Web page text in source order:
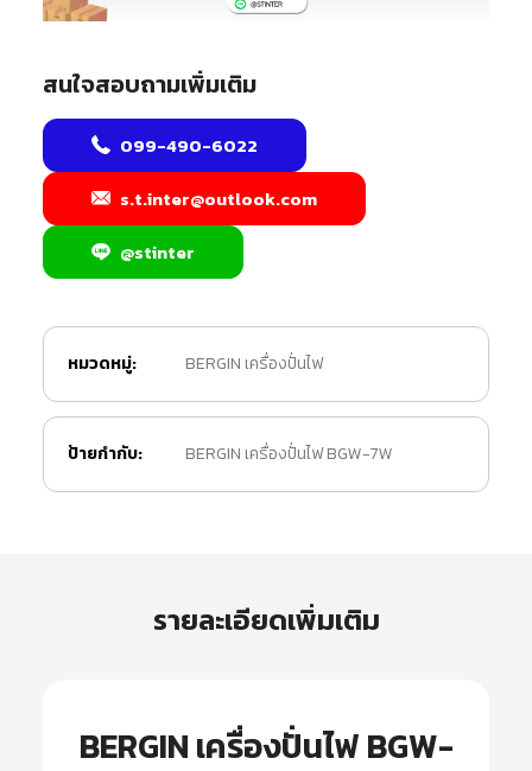
สนใจสอบถามเพิ่มเติม
099-490-6022
s.t.inter@outlook.com
@stinter
หมวดหมู่: BERGIN เครื่องปั่นไฟ
ป้ายกำกับ: BERGIN เครื่องปั่นไฟ BGW-7W
รายละเอียดเพิ่มเติม
BERGIN เครื่องปั่นไฟ BGW-